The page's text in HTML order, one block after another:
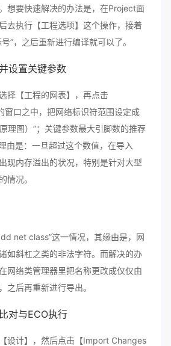
想要快速解决的办法是，在Project面
去执行【工程选项】这个操作，接着
”，之后重新进行编译就可以了。
设置关键参数
择【工程的网表】，再点击
窗口之中，把网络标识符范围设定成
理图）”；关键参数最大引脚数的推荐
由是：一旦超过这个数值，在导入
现内存溢出的状况，特别是针对大型
情况。
net class”这一情况，其缘由是，网
如斜杠之类的非法字符。而解决的办
网络类管理器里把名称更改成仅仅由
之后再重新进行导出。
对与ECO执行
设计】，然后点击【Import Changes